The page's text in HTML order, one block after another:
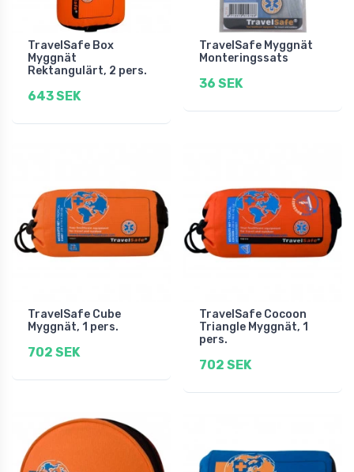
TravelSafe Box
Myggnät
Rektangulärt, 2 pers.
643 SEK
TravelSafe Myggnät
Monteringssats
36 SEK
TravelSafe Cube
Myggnät, 1 pers.
702 SEK
TravelSafe Cocoon
Triangle Myggnät, 1
pers.
702 SEK